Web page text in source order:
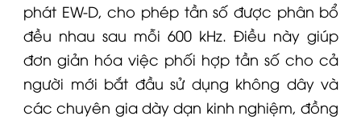
phát EW-D, cho phép tần số được phân bổ
đều nhau sau mỗi 600 kHz. Điều này giúp
đơn giản hóa việc phối hợp tần số cho cả
người mới bắt đầu sử dụng không dây và
các chuyên gia dày dạn kinh nghiệm, đồng